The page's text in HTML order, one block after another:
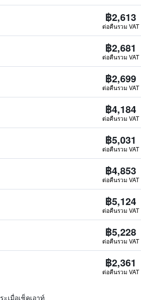
฿2,613
ต่อคืนรวม VAT
฿2,681
ต่อคืนรวม VAT
฿2,699
ต่อคืนรวม VAT
฿4,184
ต่อคืนรวม VAT
฿5,031
ต่อคืนรวม VAT
฿4,853
ต่อคืนรวม VAT
฿5,124
ต่อคืนรวม VAT
฿5,228
ต่อคืนรวม VAT
฿2,361
ต่อคืนรวม VAT
เมื่อเช็คเอาท์